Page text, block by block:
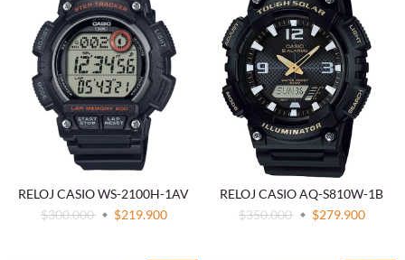
RELOJ CASIO WS-2100H-1AV
$300.000
$219.900
RELOJ CASIO AQ-S810W-1B
$350.000
$279.900